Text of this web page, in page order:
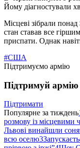
Йому діагностували
Місцеві зібрали
стан ставав все
приспати. Однак
#США
Підтримуємо армію
Підтримуй
Підтримати
Популярне за тиждень
розмову із
Львові винайшли
всю оселю3